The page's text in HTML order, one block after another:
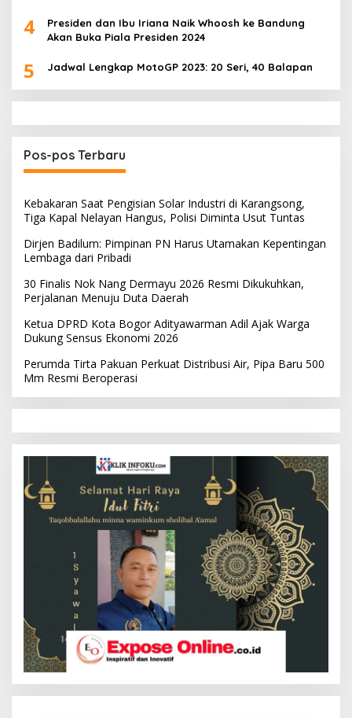
4
Presiden dan Ibu Iriana Naik Whoosh ke Bandung
Akan Buka Piala Presiden 2024
5 Jadwal Lengkap MotoGP 2023: 20 Seri, 40 Balapan
Pos-pos Terbaru
Kebakaran Saat Pengisian Solar Industri di Karangsong,
Tiga Kapal Nelayan Hangus, Polisi Diminta Usut Tuntas
Dirjen Badilum: Pimpinan PN Harus Utamakan Kepentingan
Lembaga dari Pribadi
30 Finalis Nok Nang Dermayu 2026 Resmi Dikukuhkan,
Perjalanan Menuju Duta Daerah
Ketua DPRD Kota Bogor Adityawarman Adil Ajak Warga
Dukung Sensus Ekonomi 2026
Perumda Tirta Pakuan Perkuat Distribusi Air, Pipa Baru 500
Mm Resmi Beroperasi